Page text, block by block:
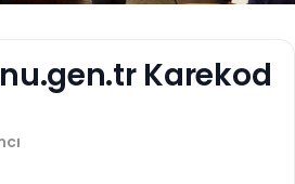
Karekod